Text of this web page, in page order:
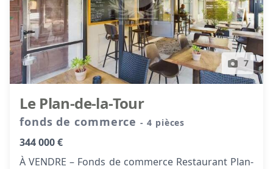
7
Le Plan-de-la-Tour
fonds de commerce- 4 pièces
344 000 €
À VENDRE – Fonds de commerce Restaurant Plan-